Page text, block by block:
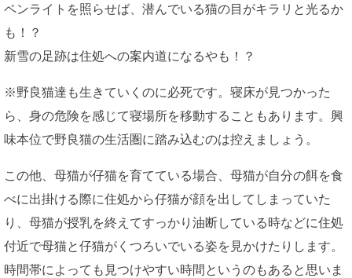
ペンライトを照らせば、潜んでいる猫の目がキラリと光るか
も！？
新雪の足跡は住処への案内道になるやも！？
※野良猫達も生きていくのに必死です。寝床が見つかった
ら、身の危険を感じて寝場所を移動することもあります。興
味本位で野良猫の生活圏に踏み込むのは控えましょう。
この他、母猫が仔猫を育てている場合、母猫が自分の餌を食
べに出掛ける際に住処から仔猫が顔を出してしまっていた
り、母猫が授乳を終えてすっかり油断している時などに住処
付近で母猫と仔猫がくつろいでいる姿を見かけたりします。
時間帯によっても見つけやすい時間というのもあると思いま